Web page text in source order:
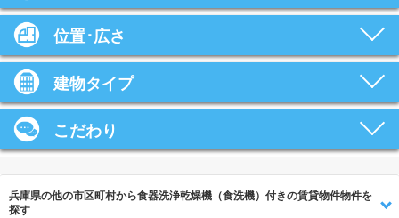
位置･広さ
建物タイプ
こだわり
兵庫県の他の市区町村から食器洗浄乾燥機（食洗機）付きの賃貸物件物件を
探す